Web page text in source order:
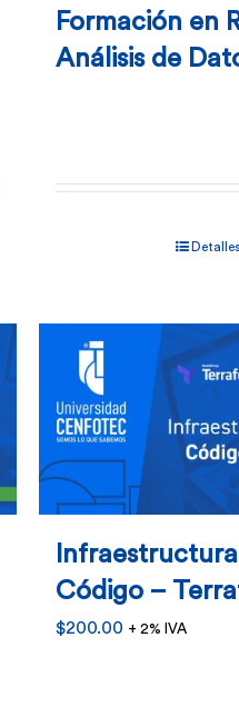
Formación en
Análisis de
Detalles
Código –
$200.00 + 2% IVA